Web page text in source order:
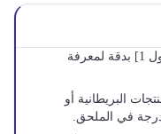
يجب مراجعة ملحق البروتوكول [2] [جدول 1] بدقة لمعرفة
البريطانية أو
في الملحق.